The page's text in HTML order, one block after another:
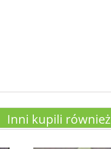
Inni kupili również